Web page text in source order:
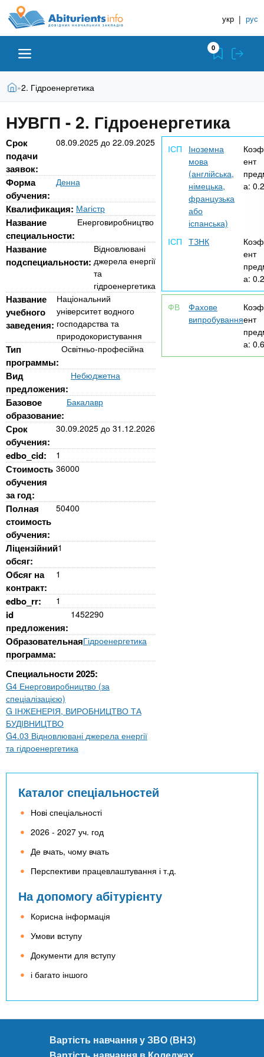
A
b
i
t
u
r
i
e
n
t
s
.
i
n
f
o
о
в
д
н
к
Н
а
в
ч
а
л
ь
н
х
з
а
к
л
а
д
і
в
укр | рус
Абітурієнту
ЗВО (ВНЗ)
Приватні школи
MBA
Онлайн курси
За кордоном
0
В
т
т
Головна
»2. Гідроенергетика
НУВГП - 2. Гідроенергетика
Срок
подачи
заявок:
08.09.2025до 22.09.2025
Форма
обучения:
Денна
Квалификация: Магістр
Название
специальности:
Енерговиробництво
Название
подспециальности:
Відновлювані
джерела енергії
та
гідроенергетика
Название
учебного
заведения:
Національний
університет водного
господарства та
природокористування
Тип
программы:
Освітньо-професійна
Вид
предложения:
Небюджетна
Базовое
образование:
Бакалавр
Срок
обучения:
30.09.2025до 31.12.2026
edbo_cid: 1
Стоимость
обучения
за год:
36000
Полная
стоимость
обучения:
50400
Ліцензійний
обсяг:
1
Обсяг на
контракт:
1
edbo_rr: 1
id
предложения:
1452290
Образовательная
программа:
Гідроенергетика
Іноземна
мова
(англійська,
німецька,
французька
або
іспанська)
ент
а:
ТЗНК
ент
а:
Фахове
випробуванняент
а:
Специальности 2025:
G4 Енерговиробництво (за
спеціалізацією)
G ІНЖЕНЕРІЯ, ВИРОБНИЦТВО ТА
БУДІВНИЦТВО
G4.03 Відновлювані джерела енергії
та гідроенергетика
Каталог спеціальностей
Нові спеціальності
2026 - 2027 уч. год
Де вчать, чому вчать
Перспективи працевлаштування і т.д.
На допомогу абітурієнту
Корисна інформація
Умови вступу
Документи для вступу
і багато іншого
Вартість навчання у ЗВО (ВНЗ)